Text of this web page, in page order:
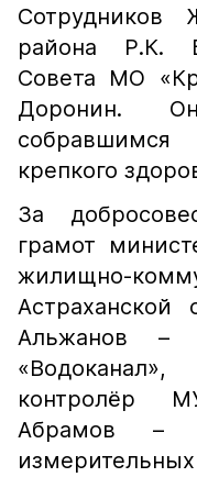
Сотрудников
района Р.К.
Совета МО
Доронин.
крепкого
За
грамот
жилищно-
Астраханской
Альжанов –
контролёр
Абрамов –